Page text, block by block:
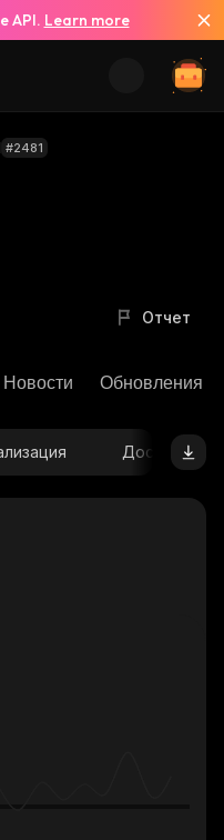
API. Learn more
#2481
Отчет
Новости Обновления
Доступное